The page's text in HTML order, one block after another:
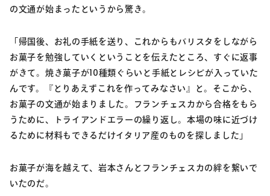
の文通が始まったというから驚き。
「帰国後、お礼の手紙を送り、これからもバリスタをしながら
お菓子を勉強していくということを伝えたところ、すぐに返事
がきて。焼き菓子が10種類ぐらいと手紙とレシピが入っていた
んです。『とりあえずこれを作ってみなさい』と。そこから、
お菓子の文通が始まりました。フランチェスカから合格をもら
うために、トライアンドエラーの繰り返し。本場の味に近づけ
るために材料もできるだけイタリア産のものを探しました」
お菓子が海を越えて、岩本さんとフランチェスカの絆を繋いで
いたのだ。